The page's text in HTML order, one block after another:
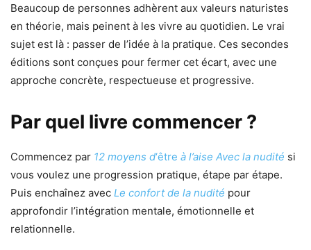
Beaucoup de personnes adhèrent aux valeurs naturistes
en théorie, mais peinent à les vivre au quotidien. Le vrai
sujet est là : passer de l’idée à la pratique. Ces secondes
éditions sont conçues pour fermer cet écart, avec une
approche concrète, respectueuse et progressive.
Par quel livre commencer ?
Commencez par 12 moyens d‘être à l’aise Avec la nudité si
vous voulez une progression pratique, étape par étape.
Puis enchaînez avec Le confort de la nudité pour
approfondir l’intégration mentale, émotionnelle et
relationnelle.